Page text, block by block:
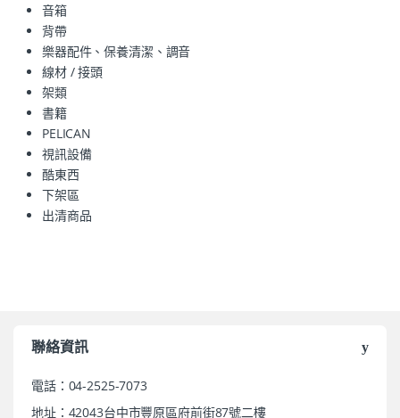
音箱
背帶
樂器配件、保養清潔、調音
線材 / 接頭
架類
書籍
PELICAN
視訊設備
酷東西
下架區
出清商品
聯絡資訊
電話：04-2525-7073
地址：42043台中市豐原區府前街87號二樓